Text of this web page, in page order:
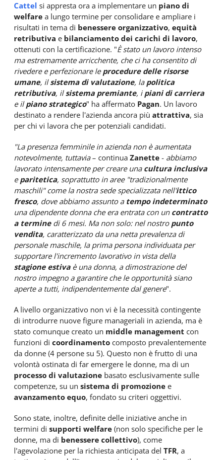
Cattel si appresta ora a implementare un piano di
welfare a lungo termine per consolidare e ampliare i
risultati in tema di benessere organizzativo, equità
retributiva e bilanciamento dei carichi di lavoro,
ottenuti con la certificazione. "È stato un lavoro intenso
ma estremamente arricchente, che ci ha consentito di
rivedere e perfezionare le procedure delle risorse
umane, ilsistema di valutazione, la politica
retributiva, ilsistema premiante, ipiani di carriera
e ilpiano strategico" ha affermato Pagan. Un lavoro
destinato a rendere l'azienda ancora più attrattiva, sia
per chi vi lavora che per potenziali candidati.
"La presenza femminile in azienda non è aumentata
notevolmente, tuttavia– continua Zanette - abbiamo
lavorato intensamente per creare una cultura inclusiva
e paritetica, soprattutto in aree "tradizionalmente
maschili" come la nostra sede specializzata nell'ittico
fresco, dove abbiamo assunto a tempo indeterminato
una dipendente donna che era entrata con un contratto
a terminedi 6 mesi. Ma non solo: nel nostro punto
vendita, caratterizzato da una netta prevalenza di
personale maschile, la prima persona individuata per
supportare l'incremento lavorativo in vista della
stagione estivaè una donna, a dimostrazione del
nostro impegno a garantire che le opportunità siano
aperte a tutti, indipendentemente dal genere".
A livello organizzativo non vi è la necessità contingente
di introdurre nuove figure manageriali in azienda, ma è
stato comunque creato un middle management con
funzioni di coordinamento composto prevalentemente
da donne (4 persone su 5). Questo non è frutto di una
volontà ostinata di far emergere le donne, ma di un
processo di valutazione basato esclusivamente sulle
competenze, su un sistema di promozione e
avanzamento equo, fondato su criteri oggettivi.
Sono state, inoltre, definite delle iniziative anche in
termini di supporti welfare (non solo specifiche per le
donne, ma di benessere collettivo), come
l'agevolazione per la richiesta anticipata del TFR, a